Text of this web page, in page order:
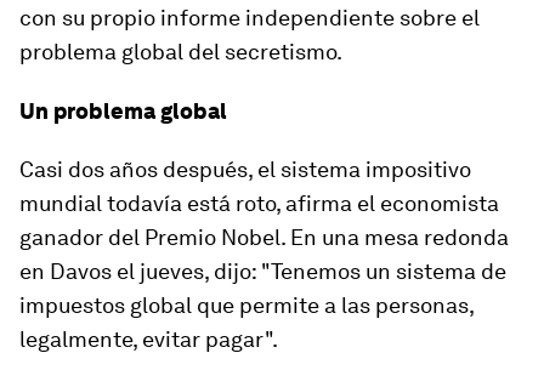
con su propio informe independiente sobre el
problema global del secretismo.
Un problema global
Casi dos años después, el sistema impositivo
mundial todavía está roto, afirma el economista
ganador del Premio Nobel. En una mesa redonda
en Davos el jueves, dijo: "Tenemos un sistema de
impuestos global que permite a las personas,
legalmente, evitar pagar".